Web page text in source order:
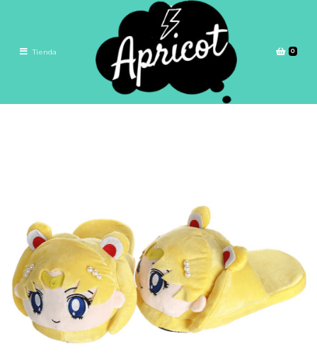
Tienda 0